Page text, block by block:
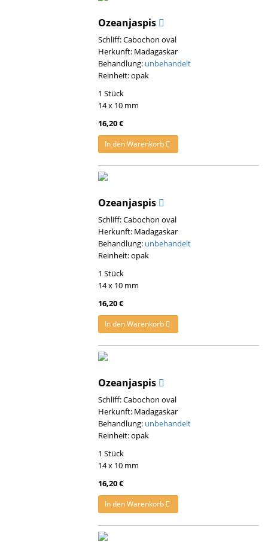
Ozeanjaspis
Schliff: Cabochon oval
Herkunft: Madagaskar
Behandlung: unbehandelt
Reinheit: opak
1 Stück
14 x 10 mm
16,20 €
In den Warenkorb
Ozeanjaspis
Schliff: Cabochon oval
Herkunft: Madagaskar
Behandlung: unbehandelt
Reinheit: opak
1 Stück
14 x 10 mm
16,20 €
In den Warenkorb
Ozeanjaspis
Schliff: Cabochon oval
Herkunft: Madagaskar
Behandlung: unbehandelt
Reinheit: opak
1 Stück
14 x 10 mm
16,20 €
In den Warenkorb